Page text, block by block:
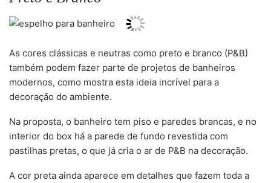
As cores clássicas e neutras como preto e branco (P&B)
também podem fazer parte de projetos de banheiros
modernos, como mostra esta ideia incrível para a
decoração do ambiente.
Na proposta, o banheiro tem piso e paredes brancas, e no
interior do box há a parede de fundo revestida com
pastilhas pretas, o que já cria o ar de P&B na decoração.
A cor preta ainda aparece em detalhes que fazem toda a